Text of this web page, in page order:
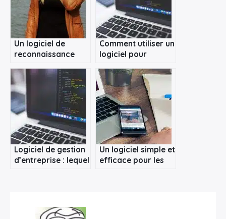
Un logiciel de
reconnaissance
photothèque
Comment utiliser un
logiciel pour
Logiciel de gestion
d’entreprise : lequel
Un logiciel simple et
efficace pour les
Rechercher
: